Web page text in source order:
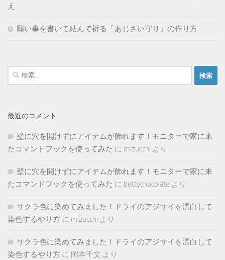
え
願い事を書いて結んで祈る「あじさい守り」の作り方
検
索:
最近のコメント
壁に穴を開けずにアイテムが飾れます！モニターで家に来
たコマンドフックを使ってみた に mizucchi より
壁に穴を開けずにアイテムが飾れます！モニターで家に来
たコマンドフックを使ってみた に bettychocolate より
サクラ色に染めてみました！ドライのアジサイを漂白して
染色するやり方 に mizucchi より
サクラ色に染めてみました！ドライのアジサイを漂白して
染色するやり方 に 岡本千文 より